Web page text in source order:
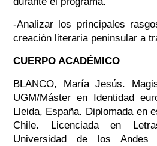
-Analizar los principales
creación literaria peninsular a
CUERPO ACADÉMICO
BLANCO, María Jesús.
UGM/Máster en Identidad
Lleida, España. Diplomada en
Chile. Licenciada en
Universidad de los Andes